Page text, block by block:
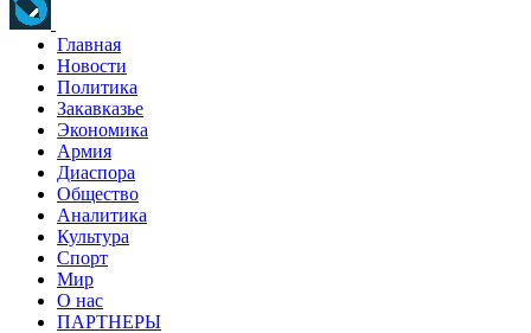
Главная
Новости
Политика
Закавказье
Экономика
Армия
Диаспора
Общество
Аналитика
Культура
Спорт
Мир
О нас
ПАРТНЕРЫ